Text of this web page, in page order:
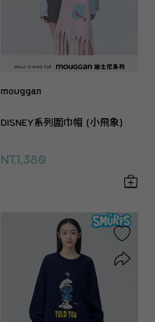
mouggan
DISNEY系列圍巾帽 (小飛象)
NT.1,380